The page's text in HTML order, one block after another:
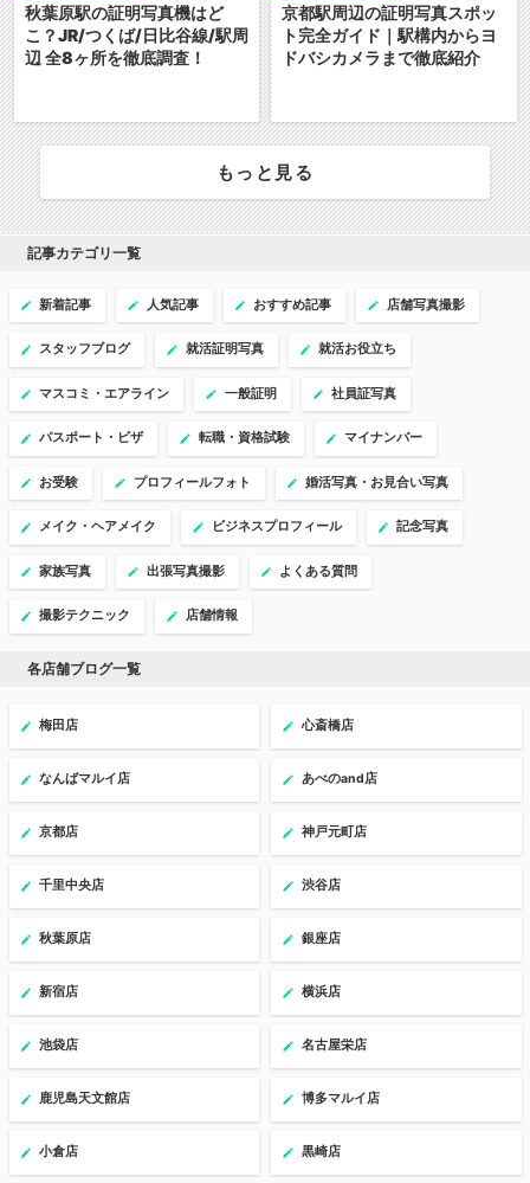
秋葉原駅の証明写真機はど
こ？JR/つくば/日比谷線/駅周
辺 全8ヶ所を徹底調査！
京都駅周辺の証明写真スポッ
ト完全ガイド｜駅構内からヨ
ドバシカメラまで徹底紹介
もっと見る
記事カテゴリ一覧
新着記事 人気記事 おすすめ記事 店舗写真撮影
スタッフブログ 就活証明写真 就活お役立ち
マスコミ・エアライン 一般証明 社員証写真
パスポート・ビザ 転職・資格試験 マイナンバー
お受験 プロフィールフォト 婚活写真・お見合い写真
メイク・ヘアメイク ビジネスプロフィール 記念写真
家族写真 出張写真撮影 よくある質問
撮影テクニック 店舗情報
各店舗ブログ一覧
梅田店 心斎橋店
なんばマルイ店 あべのand店
京都店 神戸元町店
千里中央店 渋谷店
秋葉原店 銀座店
新宿店 横浜店
池袋店 名古屋栄店
鹿児島天文館店 博多マルイ店
小倉店 黒崎店